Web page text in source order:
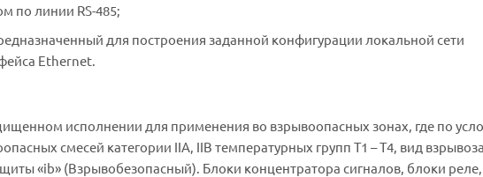
по линии RS-485;
для построения заданной конфигурации локальной сети
Ethernet.
исполнении для применения во взрывоопасных зонах, где по
смесей категории IIA, IIB температурных групп Т1 – Т4, вид
«ib» (Взрывобезопасный). Блоки концентратора сигналов, блоки